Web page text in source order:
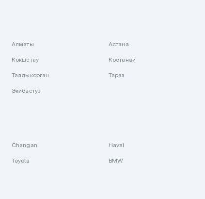
Алматы Астана
Кокшетау Костанай
Талдыкорган Тараз
Экибастуз
Changan Haval
Toyota BMW